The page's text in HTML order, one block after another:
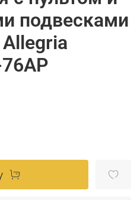
подвесками